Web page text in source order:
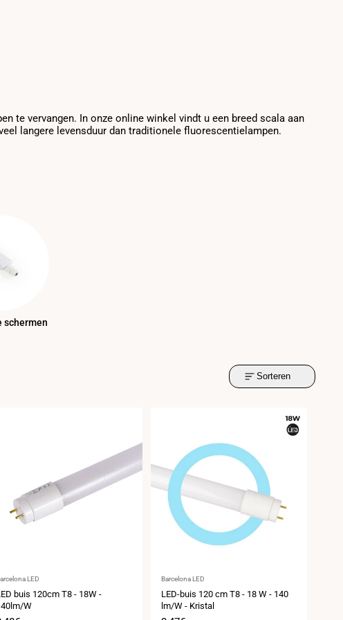
te vervangen. In onze online winkel vindt u een breed scala aan
langere levensduur dan traditionele fluorescentielampen.
schermen
Sorteren
LED
buis 120cm T8 - 18W -
W
Leverancier:
Barcelona LED
LED-buis 120 cm T8 - 18 W - 140
lm/W - Kristal